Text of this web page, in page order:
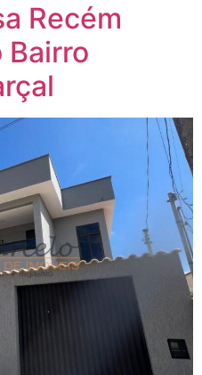
Recém
Bairro